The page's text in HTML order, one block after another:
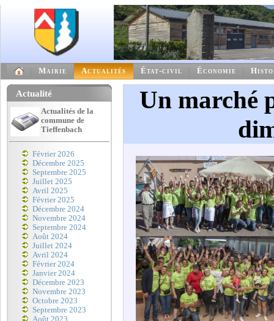
Mairie Actualités État-civil Économie
Actualité
Actualités de la
commune de
Tieffenbach
Février 2026
Décembre 2025
Septembre 2025
Juillet 2025
Avril 2025
Février 2025
Décembre 2024
Novembre 2024
Septembre 2024
Août 2024
Juillet 2024
Avril 2024
Février 2024
Janvier 2024
Décembre 2023
Novembre 2023
Octobre 2023
Septembre 2023
Août 2023
Un marché